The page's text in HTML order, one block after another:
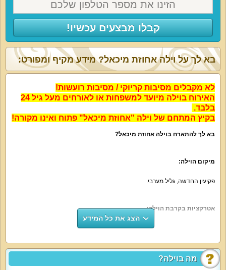
קבלו מבצעים עכשיו!
מה בוילה?
בא לך על וילה אחוזת מיכאל? מידע מקיף ומפורט:
לא מקבלים מסיבות קריוקי / מסיבות רועשות!
האירוח בוילה מיועד למשפחות או לאורחים מעל גיל 24
בלבד.
בקיץ המתחם של וילה "אחוזת מיכאל" פתוח ואינו מקורה!
בא לך להתארח בוילה אחוזת מיכאל?
מיקום הוילה:
פקיעין החדשה, גליל מערבי.
אטרקציות בקרבת הוילה:
מסעדות ובתי קפה, טיולי סוסים, תצפיות נוף, מסלולי טיול, ביקור בקברי צדיקים,
נוף חיצוני:
הצג את כל המידע